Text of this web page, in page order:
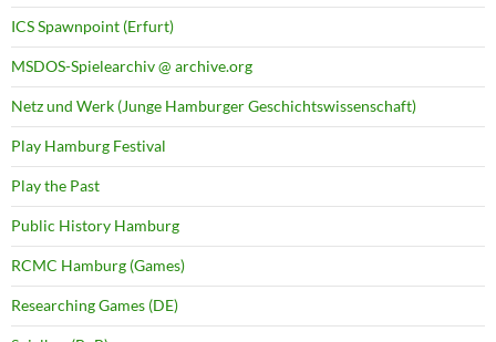
ICS Spawnpoint (Erfurt)
MSDOS-Spielearchiv @ archive.org
Netz und Werk (Junge Hamburger Geschichtswissenschaft)
Play Hamburg Festival
Play the Past
Public History Hamburg
RCMC Hamburg (Games)
Researching Games (DE)